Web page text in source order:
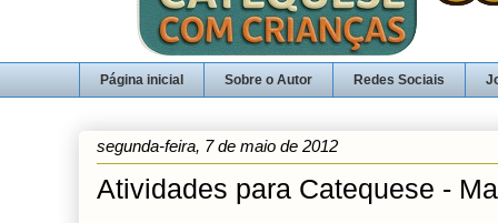
Página inicial Sobre o Autor Redes Sociais
segunda-feira, 7 de maio de 2012
Atividades para Catequese -